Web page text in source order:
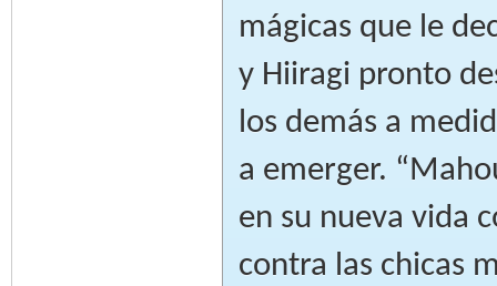
mágicas que le
y Hiiragi pronto
los demás a
a emerger.
en su nueva vida
contra las chicas